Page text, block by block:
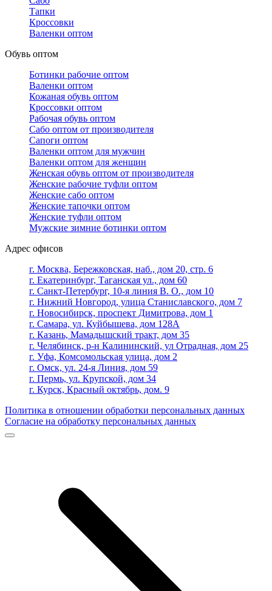
Тапки
Кроссовки
Валенки оптом
Обувь оптом
Ботинки рабочие оптом
Валенки оптом
Кожаная обувь оптом
Кроссовки оптом
Рабочая обувь оптом
Сабо оптом от производителя
Сапоги оптом
Валенки оптом для мужчин
Валенки оптом для женщин
Женская обувь оптом от производителя
Женские рабочие туфли оптом
Женские сабо оптом
Женские тапочки оптом
Женские туфли оптом
Мужские зимние ботинки оптом
Адрес офисов
г. Москва, Бережковская, наб., дом 20, стр. 6
г. Екатеринбург, Таганская ул., дом 60
г. Санкт-Петербург, 10-я линия В. О., дом 10
г. Нижний Новгород, улица Станиславского, дом 7
г. Новосибирск, проспект Димитрова, дом 1
г. Самара, ул. Куйбышева, дом 128А
г. Казань, Мамадышский тракт, дом 35
г. Челябинск, р-н Калининский, ул Отрадная, дом 25
г. Уфа, Комсомольская улица, дом 2
г. Омск, ул. 24-я Линия, дом 59
г. Пермь, ул. Крупской, дом 34
г. Курск, Красный октябрь, дом. 9
Политика в отношении обработки персональных данных
Согласие на обработку персональных данных